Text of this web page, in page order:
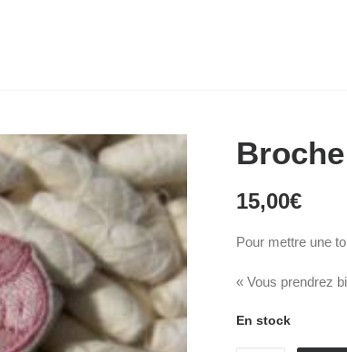
15,00€
Pour mettre une
« Vous prendrez
En stock